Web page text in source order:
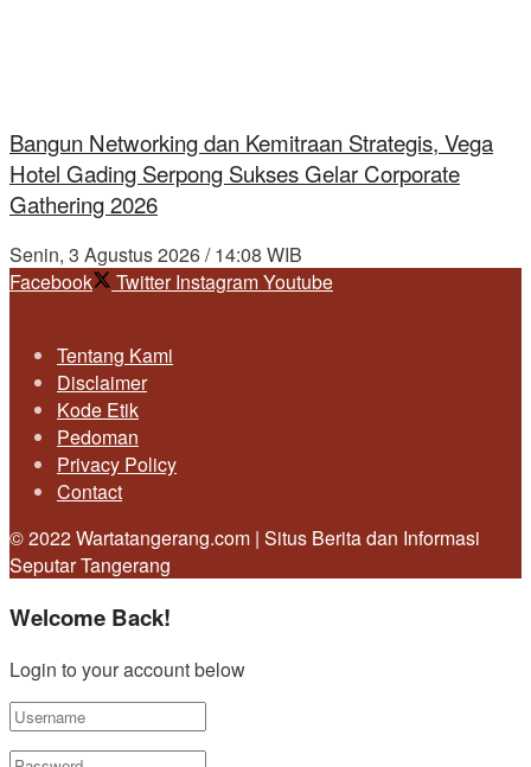
Bangun Networking dan Kemitraan Strategis, Vega
Hotel Gading Serpong Sukses Gelar Corporate
Gathering 2026
Senin, 3 Agustus 2026 / 14:08 WIB
Facebook
Twitter InstagramYoutube
Tentang Kami
Disclaimer
Kode Etik
Pedoman
Privacy Policy
Contact
© 2022 Wartatangerang.com | Situs Berita dan Informasi
Seputar Tangerang
Welcome Back!
Login to your account below